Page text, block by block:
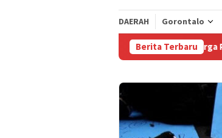
DAERAH Gorontalo
Berita Terbaru
Pertamina Turunkan Harga